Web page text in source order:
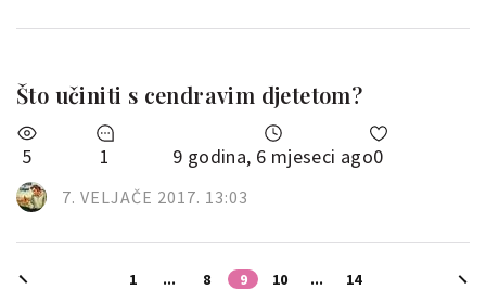
Što učiniti s cendravim djetetom?
5 1 9 godina, 6 mjeseci ago0
7. VELJAČE 2017. 13:03
1 ... 8 9 10 ... 14